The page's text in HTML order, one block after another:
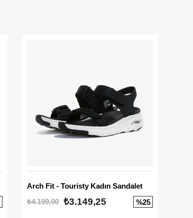
Arch Fit - Touristy Kadın Sandalet
₺4.199,00
₺3.149,25 %25